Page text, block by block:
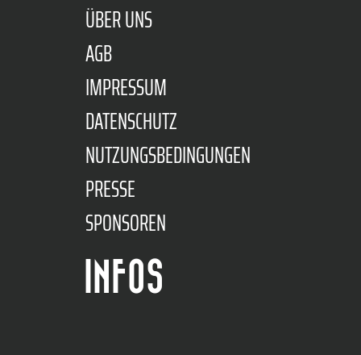
ÜBER UNS
AGB
IMPRESSUM
DATENSCHUTZ
NUTZUNGSBEDINGUNGEN
PRESSE
SPONSOREN
INFOS